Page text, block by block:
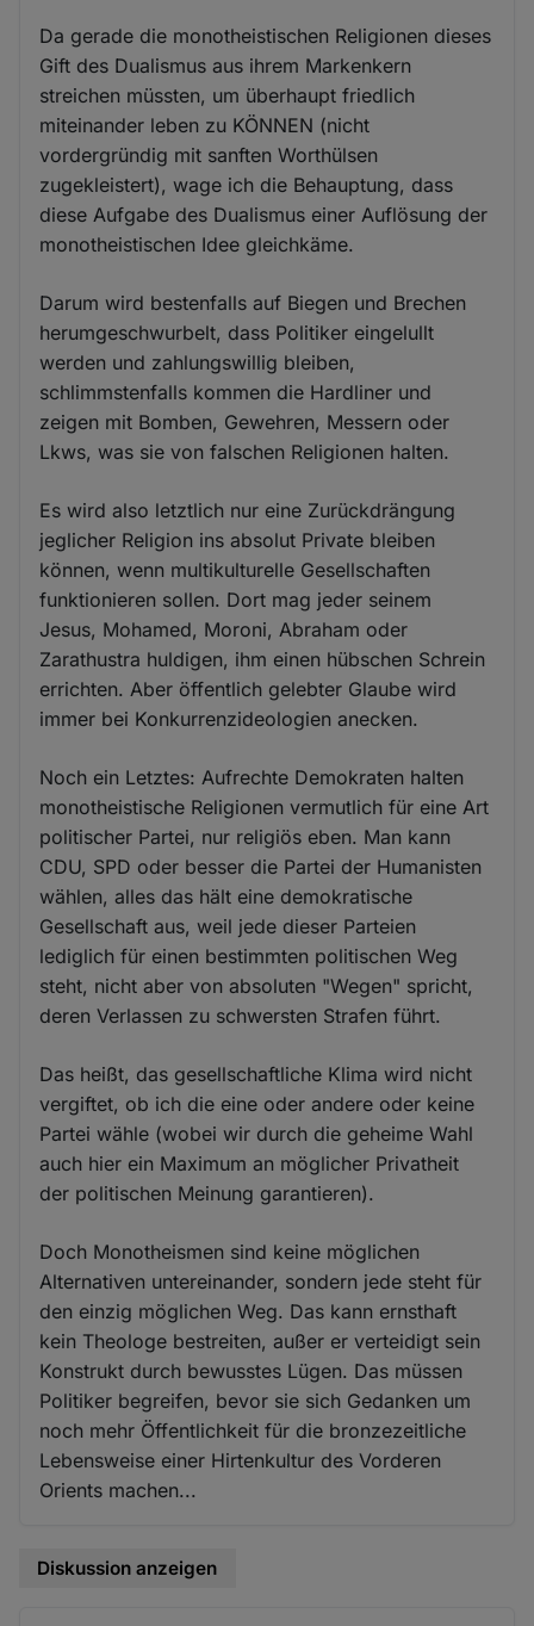
Da gerade die monotheistischen Religionen dieses
Gift des Dualismus aus ihrem Markenkern
streichen müssten, um überhaupt friedlich
miteinander leben zu KÖNNEN (nicht
vordergründig mit sanften Worthülsen
zugekleistert), wage ich die Behauptung, dass
diese Aufgabe des Dualismus einer Auflösung der
monotheistischen Idee gleichkäme.
Darum wird bestenfalls auf Biegen und Brechen
herumgeschwurbelt, dass Politiker eingelullt
werden und zahlungswillig bleiben,
schlimmstenfalls kommen die Hardliner und
zeigen mit Bomben, Gewehren, Messern oder
Lkws, was sie von falschen Religionen halten.
Es wird also letztlich nur eine Zurückdrängung
jeglicher Religion ins absolut Private bleiben
können, wenn multikulturelle Gesellschaften
funktionieren sollen. Dort mag jeder seinem
Jesus, Mohamed, Moroni, Abraham oder
Zarathustra huldigen, ihm einen hübschen Schrein
errichten. Aber öffentlich gelebter Glaube wird
immer bei Konkurrenzideologien anecken.
Noch ein Letztes: Aufrechte Demokraten halten
monotheistische Religionen vermutlich für eine Art
politischer Partei, nur religiös eben. Man kann
CDU, SPD oder besser die Partei der Humanisten
wählen, alles das hält eine demokratische
Gesellschaft aus, weil jede dieser Parteien
lediglich für einen bestimmten politischen Weg
steht, nicht aber von absoluten "Wegen" spricht,
deren Verlassen zu schwersten Strafen führt.
Das heißt, das gesellschaftliche Klima wird nicht
vergiftet, ob ich die eine oder andere oder keine
Partei wähle (wobei wir durch die geheime Wahl
auch hier ein Maximum an möglicher Privatheit
der politischen Meinung garantieren).
Doch Monotheismen sind keine möglichen
Alternativen untereinander, sondern jede steht für
den einzig möglichen Weg. Das kann ernsthaft
kein Theologe bestreiten, außer er verteidigt sein
Konstrukt durch bewusstes Lügen. Das müssen
Politiker begreifen, bevor sie sich Gedanken um
noch mehr Öffentlichkeit für die bronzezeitliche
Lebensweise einer Hirtenkultur des Vorderen
Orients machen...
Diskussion anzeigen